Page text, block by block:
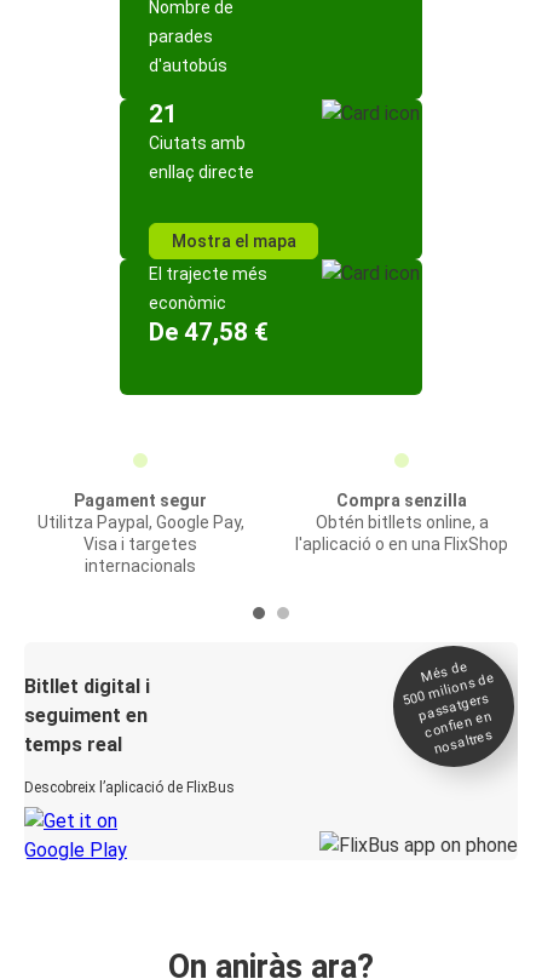
Nombre de
parades
d'autobús
21
Ciutats amb
enllaç directe
Mostra el mapa
El trajecte més
econòmic
De 47,58 €
Pagament segur
Utilitza Paypal, Google Pay,
Visa i targetes
internacionals
Compra senzilla
Obtén bitllets online, a
l'aplicació o en una FlixShop
Bitllet digital i
seguiment en
temps real
Descobreix l’aplicació de FlixBus
Més de
500
milions de
passatgers
confien en
nosaltres
On aniràs ara?